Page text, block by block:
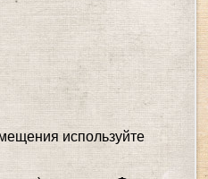
используйте